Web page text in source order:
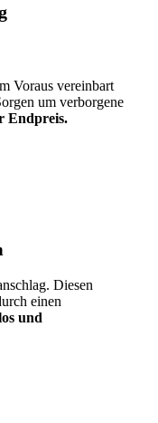
Voraus vereinbart
um verborgene
Endpreis.
Diesen
einen
und